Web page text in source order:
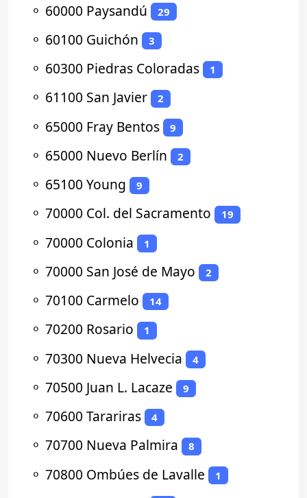
⚬ 60000 Paysandú 29
⚬ 60100 Guichón 3
⚬ 60300 Piedras Coloradas 1
⚬ 61100 San Javier 2
⚬ 65000 Fray Bentos 9
⚬ 65000 Nuevo Berlín 2
⚬ 65100 Young 9
⚬ 70000 Col. del Sacramento 19
⚬ 70000 Colonia 1
⚬ 70000 San José de Mayo 2
⚬ 70100 Carmelo 14
⚬ 70200 Rosario 1
⚬ 70300 Nueva Helvecia 4
⚬ 70500 Juan L. Lacaze 9
⚬ 70600 Tarariras 4
⚬ 70700 Nueva Palmira 8
⚬ 70800 Ombúes de Lavalle 1